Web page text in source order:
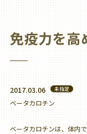
免疫力を高
2017.03.06 未指定
ベータカロチン
ベータカロチンは、体内